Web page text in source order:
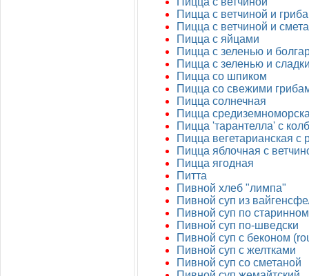
Пицца с ветчиной и
Пицца с ветчиной и
Пицца с яйцами
Пицца с зеленью и
Пицца с зеленью и
Пицца со шпиком
Пицца со свежими
Пицца солнечная
Пицца
Пицца 'тарантелла' с
Пицца вегетарианская с
Пицца яблочная с
Пицца ягодная
Питта
Пивной хлеб "лимпа"
Пивной суп из
Пивной суп по
Пивной суп по-шведски
Пивной суп с беконом
Пивной суп с желтками
Пивной суп со сметаной